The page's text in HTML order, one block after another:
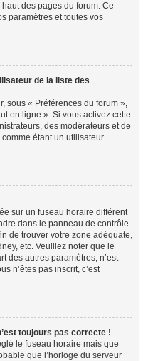
des pages du forum. Ce
paramètres et toutes vos
de la liste des
sous « Préférences du forum »,
en ligne ». Si vous activez cette
des modérateurs et de
étant un utilisateur
sur un fuseau horaire différent
dans le panneau de contrôle
de trouver votre zone adéquate,
etc. Veuillez noter que le
des autres paramètres, n’est
n’êtes pas inscrit, c’est
toujours pas correcte !
le fuseau horaire mais que
que l’horloge du serveur